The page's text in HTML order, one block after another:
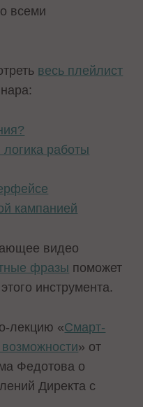
всеми
весь плейлист
работы
кампанией
видео
фразы поможет
инструмента.
лекцию «Смарт-
» от
Федотова о
Директа с